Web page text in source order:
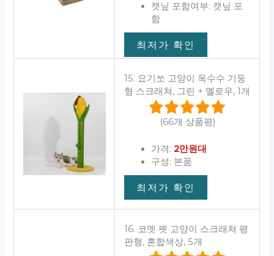
캣닢 포함여부: 캣닢 포
함
최저가 확인
15. 요기쏘 고양이 옥수수 기둥
형 스크래쳐, 그린 + 옐로우, 1개
(66개 상품평)
가격: 2만원대
구성: 본품
최저가 확인
16. 코멧 펫 고양이 스크래쳐 평
판형, 혼합색상, 5개